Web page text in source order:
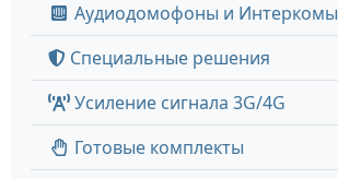
Аудиодомофоны и Интеркомы
Специальные решения
Усиление сигнала 3G/4G
Готовые комплекты